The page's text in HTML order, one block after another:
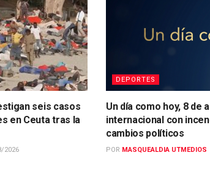
seis casos
en Ceuta tras la
2026
DEPORTES
Un día como hoy, 8 de
internacional con
cambios políticos
POR MASQUEALDIA UTMEDIOS